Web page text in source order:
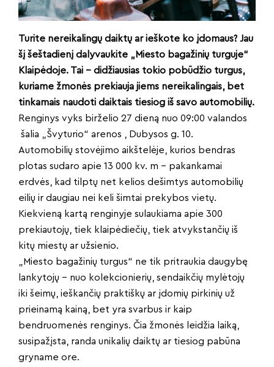
Turite nereikalingų daiktų ar ieškote ko įdomaus? Jau
šį šeštadienį dalyvaukite „Miesto bagažinių turguje“
Klaipėdoje. Tai – didžiausias tokio pobūdžio turgus,
kuriame žmonės prekiauja jiems nereikalingais, bet
tinkamais naudoti daiktais tiesiog iš savo automobilių.
Renginys vyks birželio 27 dieną nuo 09:00 valandos
šalia „Švyturio“ arenos , Dubysos g. 10.
Automobilių stovėjimo aikštelėje, kurios bendras
plotas sudaro apie 13 000 kv. m – pakankamai
erdvės, kad tilptų net kelios dešimtys automobilių
eilių ir daugiau nei keli šimtai prekybos vietų.
Kiekvieną kartą renginyje sulaukiama apie 300
prekiautojų, tiek klaipėdiečių, tiek atvykstančių iš
kitų miestų ar užsienio.
„Miesto bagažinių turgus“ ne tik pritraukia daugybę
lankytojų – nuo kolekcionierių, sendaikčių mylėtojų
iki šeimų, ieškančių praktiškų ar įdomių pirkinių už
prieinamą kainą, bet yra svarbus ir kaip
bendruomenės renginys. Čia žmonės leidžia laiką,
susipažįsta, randa unikalių daiktų ar tiesiog pabūna
gryname ore.